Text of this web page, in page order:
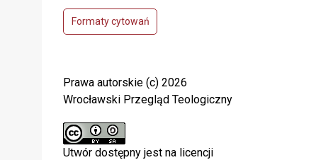
Formaty cytowań
Prawa autorskie (c) 2026
Wrocławski Przegląd Teologiczny
Utwór dostępny jest na licencji